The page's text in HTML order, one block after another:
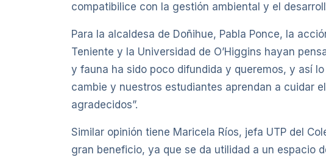
compatibilice con la gestión ambiental y el
Para la alcaldesa de Doñihue, Pabla Ponce, la
Teniente y la Universidad de O’Higgins hayan
y fauna ha sido poco difundida y queremos, y así
cambie y nuestros estudiantes aprendan a cuidar
agradecidos”.
Similar opinión tiene Maricela Ríos, jefa UTP del
gran beneficio, ya que se da utilidad a un espacio